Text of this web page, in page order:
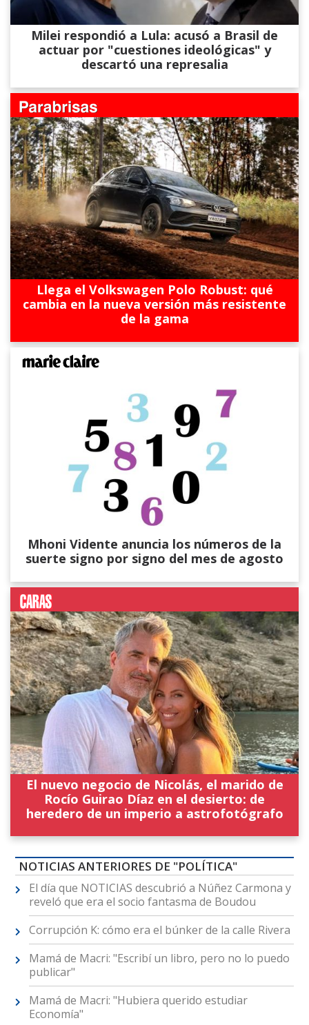
Milei respondió a Lula: acusó a Brasil de
actuar por "cuestiones ideológicas" y
descartó una represalia
Llega el Volkswagen Polo Robust: qué
cambia en la nueva versión más resistente
de la gama
Mhoni Vidente anuncia los números de la
suerte signo por signo del mes de agosto
El nuevo negocio de Nicolás, el marido de
Rocío Guirao Díaz en el desierto: de
heredero de un imperio a astrofotógrafo
NOTICIAS ANTERIORES DE "POLÍTICA"
El día que NOTICIAS descubrió a Núñez Carmona y
reveló que era el socio fantasma de Boudou
Corrupción K: cómo era el búnker de la calle Rivera
Mamá de Macri: "Escribí un libro, pero no lo puedo
publicar"
Mamá de Macri: "Hubiera querido estudiar
Economía"